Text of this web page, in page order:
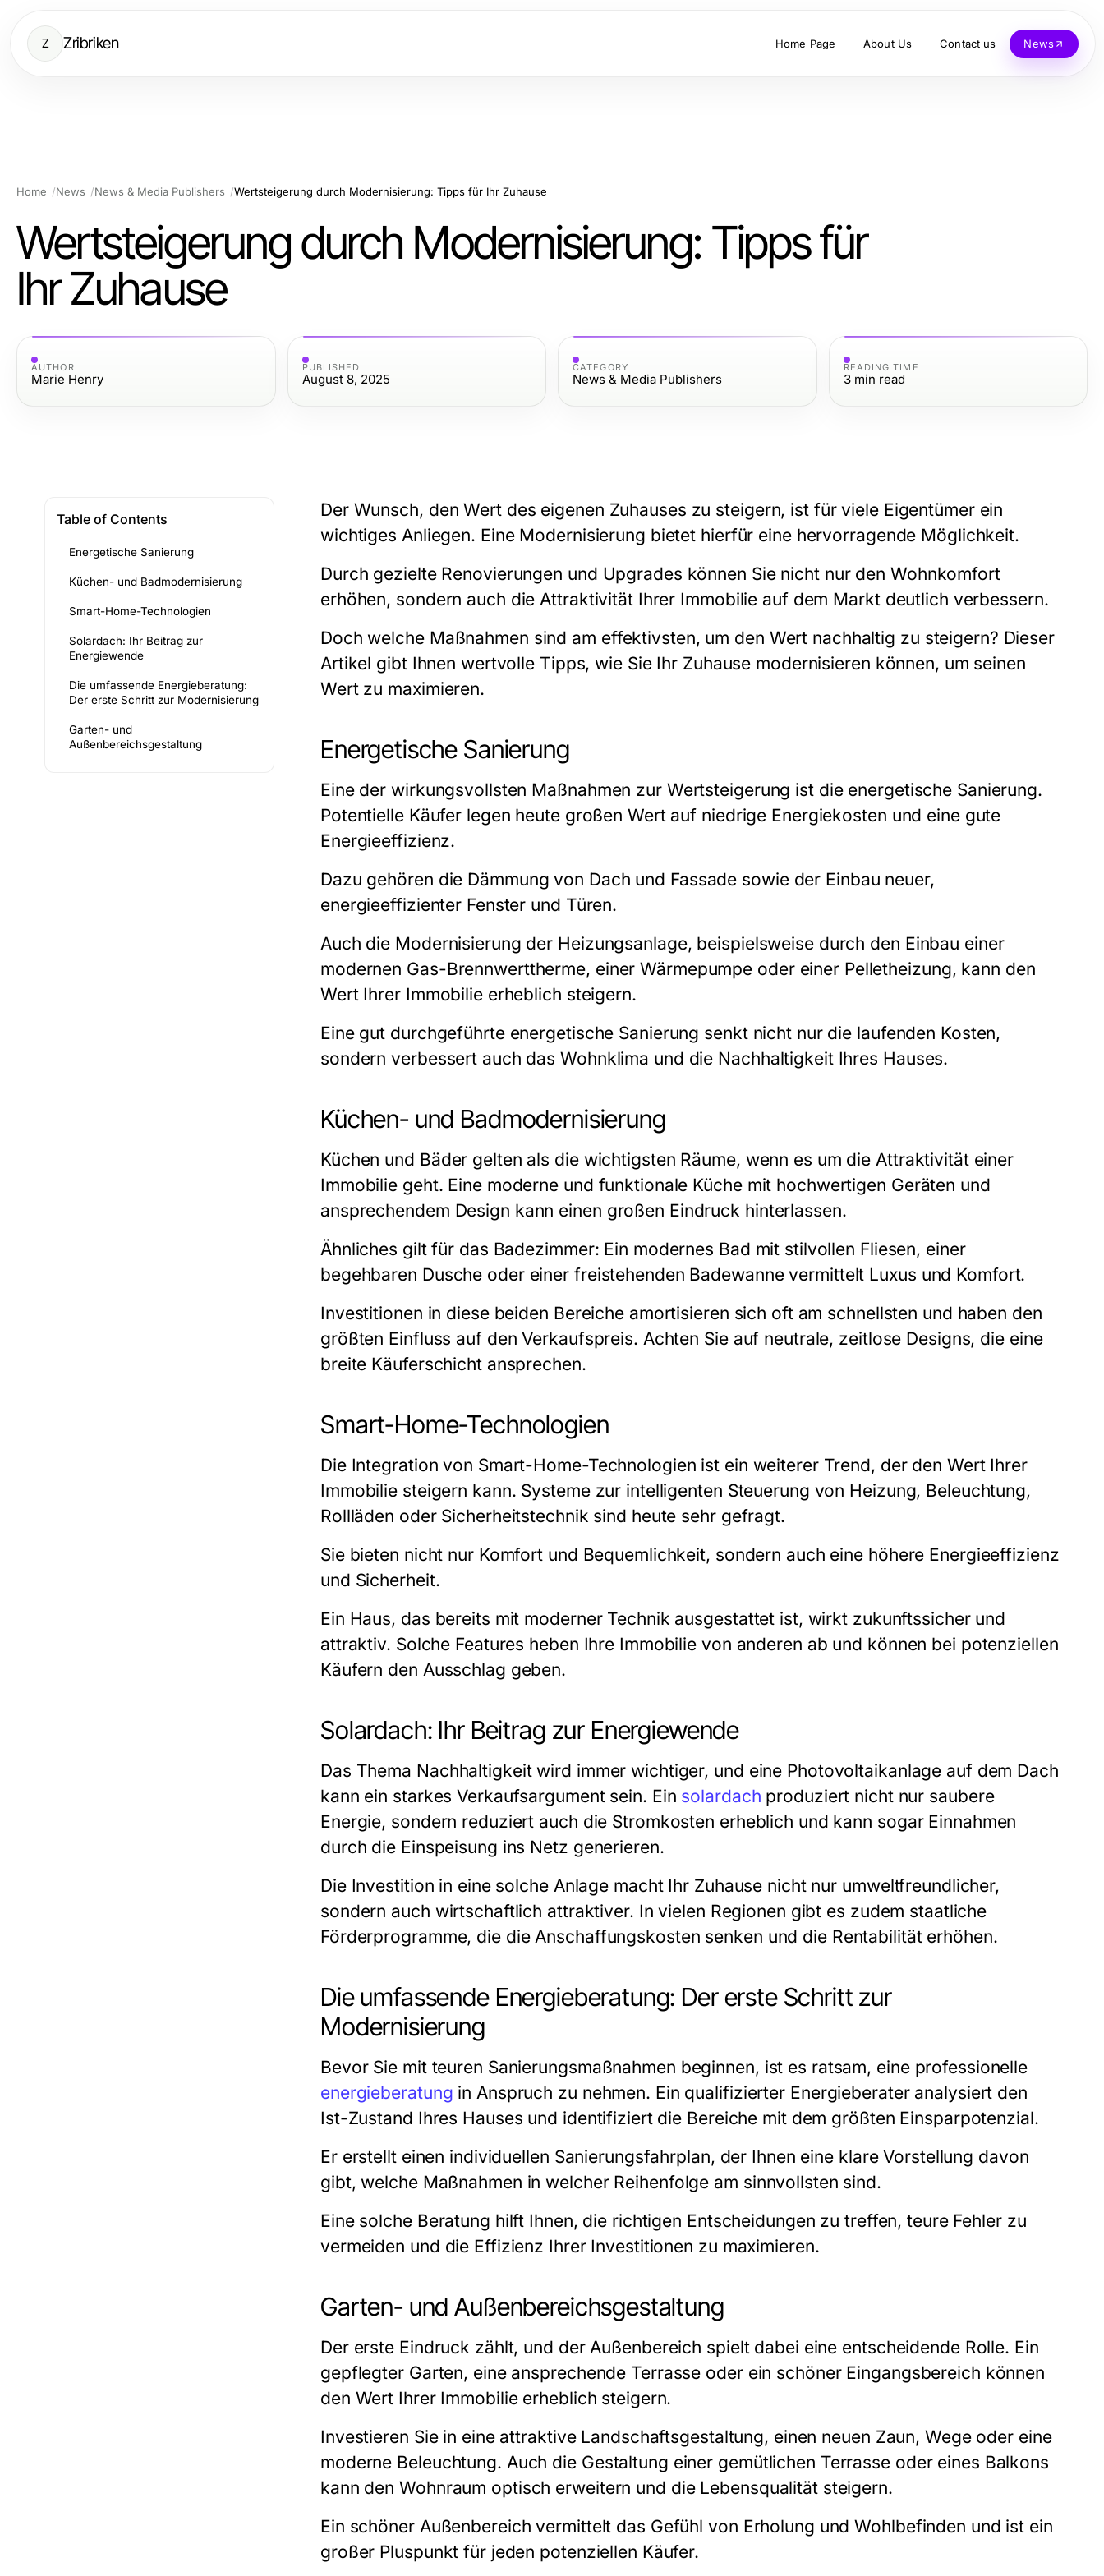
Z Zribriken Home Page About Us Contact us News
Home News News & Media Publishers Wertsteigerung durch Modernisierung: Tipps für Ihr Zuhause
Wertsteigerung durch Modernisierung: Tipps für
Ihr Zuhause
AUTHOR
Marie Henry
PUBLISHED
August 8, 2025
CATEGORY
News & Media Publishers
READING TIME
3 min read
Table of Contents
Energetische Sanierung
Küchen- und Badmodernisierung
Smart-Home-Technologien
Solardach: Ihr Beitrag zur
Energiewende
Die umfassende Energieberatung:
Der erste Schritt zur Modernisierung
Garten- und
Außenbereichsgestaltung
Der Wunsch, den Wert des eigenen Zuhauses zu steigern, ist für viele Eigentümer ein
wichtiges Anliegen. Eine Modernisierung bietet hierfür eine hervorragende Möglichkeit.
Durch gezielte Renovierungen und Upgrades können Sie nicht nur den Wohnkomfort
erhöhen, sondern auch die Attraktivität Ihrer Immobilie auf dem Markt deutlich verbessern.
Doch welche Maßnahmen sind am effektivsten, um den Wert nachhaltig zu steigern? Dieser
Artikel gibt Ihnen wertvolle Tipps, wie Sie Ihr Zuhause modernisieren können, um seinen
Wert zu maximieren.
Energetische Sanierung
Eine der wirkungsvollsten Maßnahmen zur Wertsteigerung ist die energetische Sanierung.
Potentielle Käufer legen heute großen Wert auf niedrige Energiekosten und eine gute
Energieeffizienz.
Dazu gehören die Dämmung von Dach und Fassade sowie der Einbau neuer,
energieeffizienter Fenster und Türen.
Auch die Modernisierung der Heizungsanlage, beispielsweise durch den Einbau einer
modernen Gas-Brennwerttherme, einer Wärmepumpe oder einer Pelletheizung, kann den
Wert Ihrer Immobilie erheblich steigern.
Eine gut durchgeführte energetische Sanierung senkt nicht nur die laufenden Kosten,
sondern verbessert auch das Wohnklima und die Nachhaltigkeit Ihres Hauses.
Küchen- und Badmodernisierung
Küchen und Bäder gelten als die wichtigsten Räume, wenn es um die Attraktivität einer
Immobilie geht. Eine moderne und funktionale Küche mit hochwertigen Geräten und
ansprechendem Design kann einen großen Eindruck hinterlassen.
Ähnliches gilt für das Badezimmer: Ein modernes Bad mit stilvollen Fliesen, einer
begehbaren Dusche oder einer freistehenden Badewanne vermittelt Luxus und Komfort.
Investitionen in diese beiden Bereiche amortisieren sich oft am schnellsten und haben den
größten Einfluss auf den Verkaufspreis. Achten Sie auf neutrale, zeitlose Designs, die eine
breite Käuferschicht ansprechen.
Smart-Home-Technologien
Die Integration von Smart-Home-Technologien ist ein weiterer Trend, der den Wert Ihrer
Immobilie steigern kann. Systeme zur intelligenten Steuerung von Heizung, Beleuchtung,
Rollläden oder Sicherheitstechnik sind heute sehr gefragt.
Sie bieten nicht nur Komfort und Bequemlichkeit, sondern auch eine höhere Energieeffizienz
und Sicherheit.
Ein Haus, das bereits mit moderner Technik ausgestattet ist, wirkt zukunftssicher und
attraktiv. Solche Features heben Ihre Immobilie von anderen ab und können bei potenziellen
Käufern den Ausschlag geben.
Solardach: Ihr Beitrag zur Energiewende
Das Thema Nachhaltigkeit wird immer wichtiger, und eine Photovoltaikanlage auf dem Dach
kann ein starkes Verkaufsargument sein. Ein solardach produziert nicht nur saubere
Energie, sondern reduziert auch die Stromkosten erheblich und kann sogar Einnahmen
durch die Einspeisung ins Netz generieren.
Die Investition in eine solche Anlage macht Ihr Zuhause nicht nur umweltfreundlicher,
sondern auch wirtschaftlich attraktiver. In vielen Regionen gibt es zudem staatliche
Förderprogramme, die die Anschaffungskosten senken und die Rentabilität erhöhen.
Die umfassende Energieberatung: Der erste Schritt zur
Modernisierung
Bevor Sie mit teuren Sanierungsmaßnahmen beginnen, ist es ratsam, eine professionelle
energieberatung in Anspruch zu nehmen. Ein qualifizierter Energieberater analysiert den
Ist-Zustand Ihres Hauses und identifiziert die Bereiche mit dem größten Einsparpotenzial.
Er erstellt einen individuellen Sanierungsfahrplan, der Ihnen eine klare Vorstellung davon
gibt, welche Maßnahmen in welcher Reihenfolge am sinnvollsten sind.
Eine solche Beratung hilft Ihnen, die richtigen Entscheidungen zu treffen, teure Fehler zu
vermeiden und die Effizienz Ihrer Investitionen zu maximieren.
Garten- und Außenbereichsgestaltung
Der erste Eindruck zählt, und der Außenbereich spielt dabei eine entscheidende Rolle. Ein
gepflegter Garten, eine ansprechende Terrasse oder ein schöner Eingangsbereich können
den Wert Ihrer Immobilie erheblich steigern.
Investieren Sie in eine attraktive Landschaftsgestaltung, einen neuen Zaun, Wege oder eine
moderne Beleuchtung. Auch die Gestaltung einer gemütlichen Terrasse oder eines Balkons
kann den Wohnraum optisch erweitern und die Lebensqualität steigern.
Ein schöner Außenbereich vermittelt das Gefühl von Erholung und Wohlbefinden und ist ein
großer Pluspunkt für jeden potenziellen Käufer.